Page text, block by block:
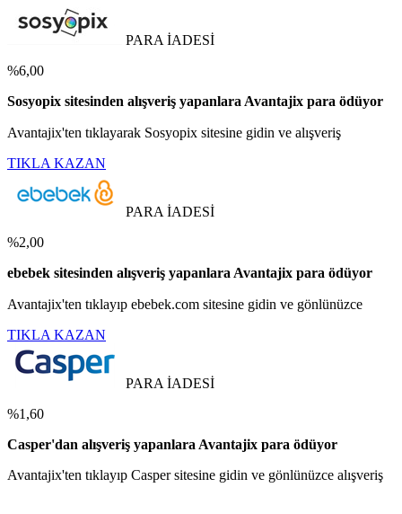
PARA İADESİ
%6,00
Sosyopix sitesinden alışveriş yapanlara Avantajix para ödüyor
Avantajix'ten tıklayarak Sosyopix sitesine gidin ve alışveriş
TIKLA KAZAN
PARA İADESİ
%2,00
ebebek sitesinden alışveriş yapanlara Avantajix para ödüyor
Avantajix'ten tıklayıp ebebek.com sitesine gidin ve gönlünüzce
TIKLA KAZAN
PARA İADESİ
%1,60
Casper'dan alışveriş yapanlara Avantajix para ödüyor
Avantajix'ten tıklayıp Casper sitesine gidin ve gönlünüzce alışveriş